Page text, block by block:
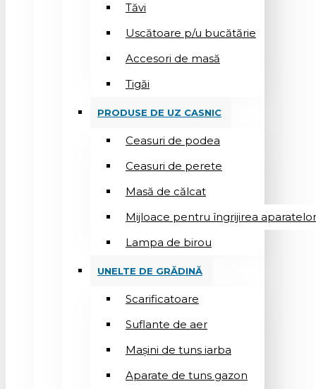
Tăvi
Uscătoare p/u bucătărie
Accesori de masă
Tigăi
PRODUSE DE UZ CASNIC
Ceasuri de podea
Ceasuri de perete
Masă de călcat
Mijloace pentru îngrijirea
Lampa de birou
UNELTE DE GRĂDINĂ
Scarificatoare
Suflantе de aer
Mașini de tuns iarba
Aparate de tuns gazon